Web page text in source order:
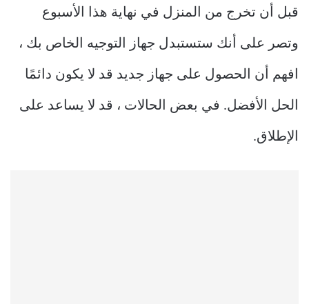
قبل أن تخرج من المنزل في نهاية هذا الأسبوع
وتصر على أنك ستستبدل جهاز التوجيه الخاص بك ،
افهم أن الحصول على جهاز جديد قد لا يكون دائمًا
الحل الأفضل. في بعض الحالات ، قد لا يساعد على
الإطلاق.